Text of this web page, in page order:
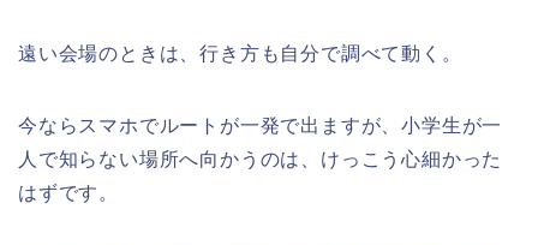
遠い会場のときは、行き方も自分で調べて動く。
今ならスマホでルートが一発で出ますが、小学生が一
人で知らない場所へ向かうのは、けっこう心細かった
はずです。